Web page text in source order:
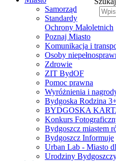
Samorząd
Standardy
Ochrony Małoletnich
Poznaj Miasto
Komunikacja i
Osoby
Zdrowie
ZIT BydOF
Pomoc prawna
Wyróżnienia i
Bydgoska Rodzina
BYDGOSKA
Konkurs
Bydgoszcz miastem
Bydgoszcz Informuje
Urban Lab - Miasto
Urodziny